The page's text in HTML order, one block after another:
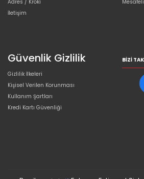
Adres / Kroki
İletişim
Güvenlik Gizlilik
Gizlilik İlkeleri
Kişisel Verilen Korunması
Kullanım Şartları
Kredi Kartı Güvenliği
BIZI